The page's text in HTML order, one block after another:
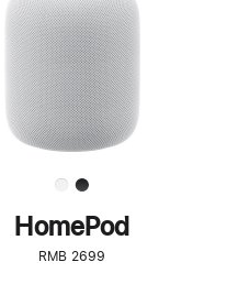
了
解
HomePod<
HomePod
RMB 2699